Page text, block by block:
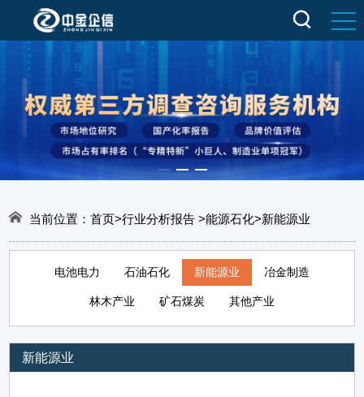
当前位置：首页>行业分析报告>能源石化>新能源业
电池电力 石油石化 新能源业 冶金制造
林木产业 矿石煤炭 其他产业
新能源业